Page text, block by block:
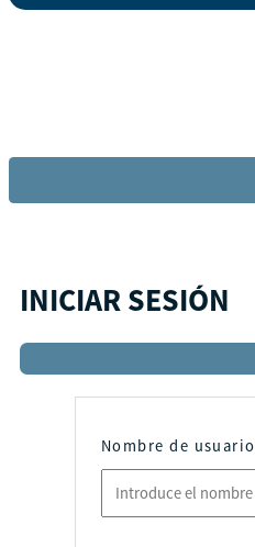
INICIAR SESIÓN
Nombre de usuario